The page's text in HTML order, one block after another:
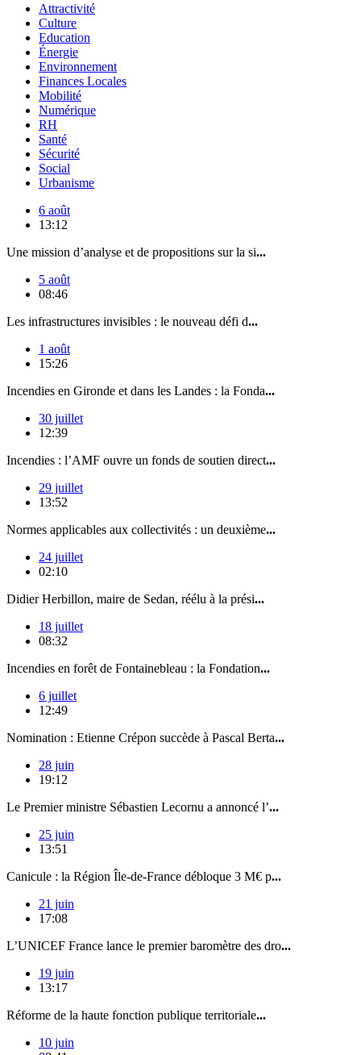
Attractivité
Culture
Education
Énergie
Environnement
Finances Locales
Mobilité
Numérique
RH
Santé
Sécurité
Social
Urbanisme
6 août
13:12
Une mission d’analyse et de propositions sur la si...
5 août
08:46
Les infrastructures invisibles : le nouveau défi d...
1 août
15:26
Incendies en Gironde et dans les Landes : la Fonda...
30 juillet
12:39
Incendies : l’AMF ouvre un fonds de soutien direct...
29 juillet
13:52
Normes applicables aux collectivités : un deuxième...
24 juillet
02:10
Didier Herbillon, maire de Sedan, réélu à la prési...
18 juillet
08:32
Incendies en forêt de Fontainebleau : la Fondation...
6 juillet
12:49
Nomination : Etienne Crépon succède à Pascal Berta...
28 juin
19:12
Le Premier ministre Sébastien Lecornu a annoncé l’...
25 juin
13:51
Canicule : la Région Île-de-France débloque 3 M€ p...
21 juin
17:08
L’UNICEF France lance le premier baromètre des dro...
19 juin
13:17
Réforme de la haute fonction publique territoriale...
10 juin